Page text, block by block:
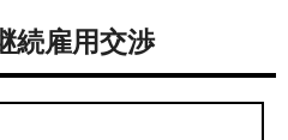
続雇用交渉